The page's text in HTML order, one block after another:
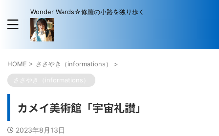
Wonder Wards☆修羅の小路を独り歩く
HOME > ささやき（informations） >
ささやき（informations）
カメイ美術館「宇宙礼讃」
2023年8月13日